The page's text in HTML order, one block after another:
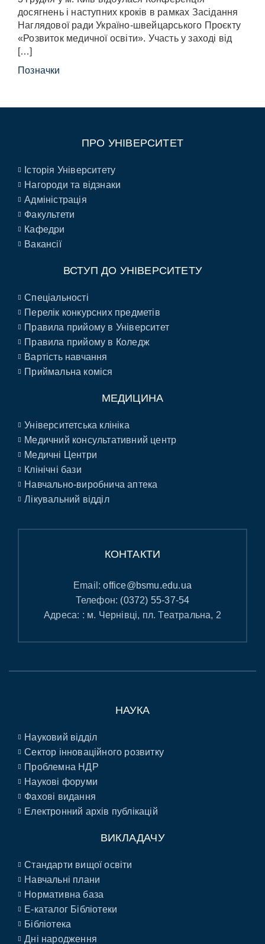
досягнень і наступних кроків в рамках Засідання
Наглядової ради Україно-швейцарського Проєкту
«Розвиток медичної освіти». Участь у заході від
[…]
Позначки
ПРО УНІВЕРСИТЕТ
Історія Університету
Нагороди та відзнаки
Адміністрація
Факультети
Кафедри
Вакансії
ВСТУП ДО УНІВЕРСИТЕТУ
Спеціальності
Перелік конкурсних предметів
Правила прийому в Університет
Правила прийому в Коледж
Вартість навчання
Приймальна коміся
МЕДИЦИНА
Університетська клініка
Медичний консультативний центр
Медичні Центри
Клінічні бази
Навчально-виробнича аптека
Лікувальний відділ
КОНТАКТИ
Email:office@bsmu.edu.ua
Телефон: (0372) 55-37-54
Адреса: : м. Чернівці, пл. Театральна, 2
НАУКА
Науковий відділ
Сектор інноваційного розвитку
Проблемна НДР
Наукові форуми
Фахові видання
Електронний архів публікацій
ВИКЛАДАЧУ
Стандарти вищої освіти
Навчальні плани
Нормативна база
E-каталог Бібліотеки
Бібліотека
Дні народження